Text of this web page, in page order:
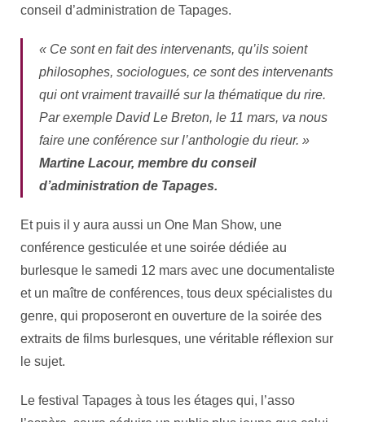
conseil d’administration de Tapages.
« Ce sont en fait des intervenants, qu’ils soient
philosophes, sociologues, ce sont des intervenants
qui ont vraiment travaillé sur la thématique du rire.
Par exemple David Le Breton, le 11 mars, va nous
faire une conférence sur l’anthologie du rieur. »
Martine Lacour, membre du conseil
d’administration de Tapages.
Et puis il y aura aussi un One Man Show, une
conférence gesticulée et une soirée dédiée au
burlesque le samedi 12 mars avec une documentaliste
et un maître de conférences, tous deux spécialistes du
genre, qui proposeront en ouverture de la soirée des
extraits de films burlesques, une véritable réflexion sur
le sujet.
Le festival Tapages à tous les étages qui, l’asso